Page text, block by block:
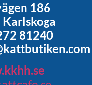
186
81240